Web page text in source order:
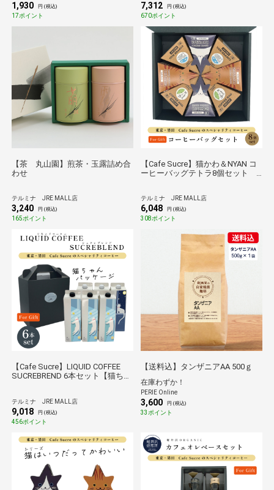
1,930 円 (税込)
17ポイント
7,312 円 (税込)
670ポイント
【茶 丸山園】煎茶・玉露詰め合
わせ
テルミナ JRE MALL店
3,240 円 (税込)
165ポイント
【Cafe Sucre】猫かわ＆NYAN コ
ーヒーバッグテトラ8個セット
テルミナ JRE MALL店
6,048 円 (税込)
308ポイント
【Cafe Sucre】LIQUID COFFEE
SUCREBREND 6本セット【猫ちゃ
テルミナ JRE MALL店
9,018 円 (税込)
456ポイント
【送料込】タンザニアAA 500ｇ
在庫わずか！
PERIE Online
3,600 円 (税込)
33ポイント